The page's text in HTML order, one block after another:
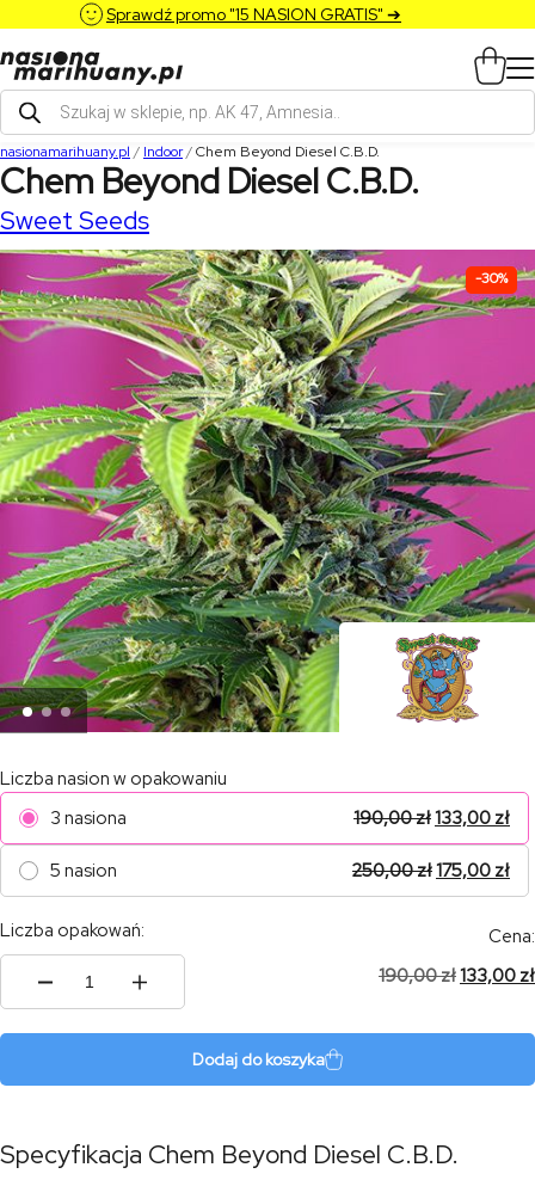
Sprawdź promo "15 NASION GRATIS" ➔
Wyszukiwarka
produktów
nasionamarihuany.pl / Indoor/Chem Beyond Diesel C.B.D.
Chem Beyond Diesel C.B.D.
Sweet Seeds
-30%
Liczba nasion w opakowaniu
3 nasiona
190,00zł133,00 zł
5 nasion 250,00zł175,00 zł
Liczba opakowań:
ilość
Cena:
190,00zł133,00 zł
Dodaj do koszyka
Specyfikacja Chem Beyond Diesel C.B.D.